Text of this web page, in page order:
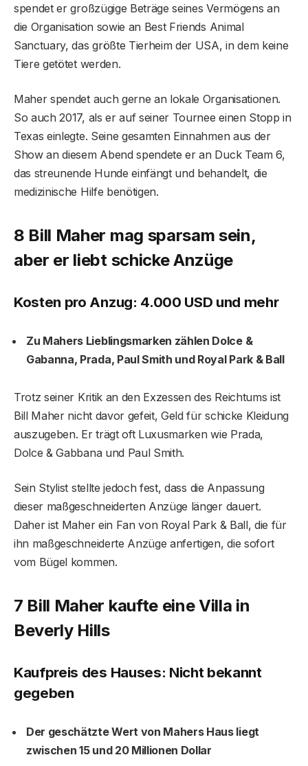
spendet er großzügige Beträge seines Vermögens an
die Organisation sowie an Best Friends Animal
Sanctuary, das größte Tierheim der USA, in dem keine
Tiere getötet werden.
Maher spendet auch gerne an lokale Organisationen.
So auch 2017, als er auf seiner Tournee einen Stopp in
Texas einlegte. Seine gesamten Einnahmen aus der
Show an diesem Abend spendete er an Duck Team 6,
das streunende Hunde einfängt und behandelt, die
medizinische Hilfe benötigen.
8 Bill Maher mag sparsam sein,
aber er liebt schicke Anzüge
Kosten pro Anzug: 4.000 USD und mehr
Zu Mahers Lieblingsmarken zählen Dolce &
Gabanna, Prada, Paul Smith und Royal Park & ​​Ball
Trotz seiner Kritik an den Exzessen des Reichtums ist
Bill Maher nicht davor gefeit, Geld für schicke Kleidung
auszugeben. Er trägt oft Luxusmarken wie Prada,
Dolce & Gabbana und Paul Smith.
Sein Stylist stellte jedoch fest, dass die Anpassung
dieser maßgeschneiderten Anzüge länger dauert.
Daher ist Maher ein Fan von Royal Park & ​​Ball, die für
ihn maßgeschneiderte Anzüge anfertigen, die sofort
vom Bügel kommen.
7 Bill Maher kaufte eine Villa in
Beverly Hills
Kaufpreis des Hauses: Nicht bekannt
gegeben
Der geschätzte Wert von Mahers Haus liegt
zwischen 15 und 20 Millionen Dollar